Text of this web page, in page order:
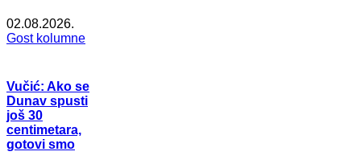
02.08.2026.
Gost kolumne
Vučić: Ako se
Dunav spusti
još 30
centimetara,
gotovi smo